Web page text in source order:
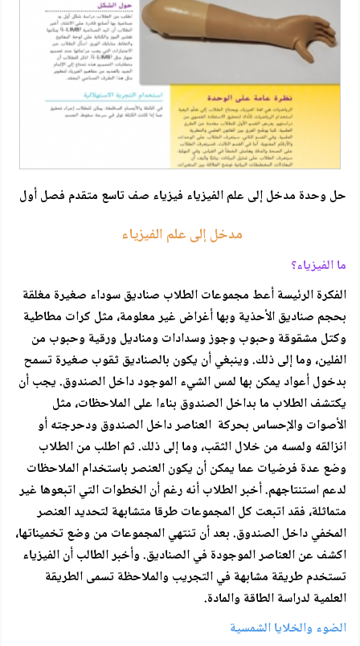
حل وحدة مدخل إلى علم الفيزياء فيزياء صف تاسع متقدم فصل أول
مدخل إلى علم الفيزياء
ما الفيزياء؟
الفكرة الرئيسة أعط مجموعات الطلاب صناديق سوداء صغيرة مغلقة
بحجم صناديق الأحذية وبها أغراض غير معلومة، مثل كرات مطاطية
وكتل مشقوقة وحبوب وجوز وسدادات ومناديل ورقية وحبوب من
الفلين، وما إلى ذلك. وينبغي أن يكون بالصناديق ثقوب صغيرة تسمح
بدخول أعواد يمكن بها لمس الشيء الموجود داخل الصندوق. يجب أن
يكتشف الطلاب ما بداخل الصندوق بناءا على الملاحظات، مثل
الأصوات والإحساس بحركة العناصر داخل الصندوق ودحرجته أو
انزالقه ولمسه من خلال الثقب، وما إلى ذلك. ثم اطلب من الطلاب
وضع عدة فرضيات عما يمكن أن يكون العنصر باستخدام الملاحظات
لدعم استنتاجهم. أخبر الطلاب أنه رغم أن الخطوات التي اتبعوها غير
متماثلة، فقد اتبعت كل المجموعات طرقا متشابهة لتحديد العنصر
المخفي داخل الصندوق. بعد أن تنتهي المجموعات من وضع تخميناتها،
اكشف عن العناصر الموجودة في الصناديق. وأخبر الطالب أن الفيزياء
تستخدم طريقة مشابهة في التجريب والملاحظة تسمى الطريقة
العلمية لدراسة الطاقة والمادة.
الضوء والخلايا الشمسية